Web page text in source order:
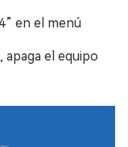
en el menú
apaga el equipo